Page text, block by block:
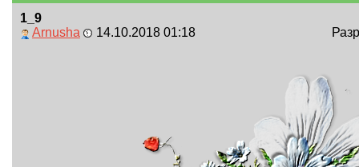
1_9
Arnusha
14.10.2018 01:18